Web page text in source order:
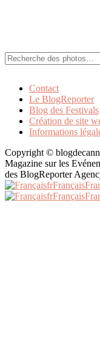
Rechercher:
Contact
Le BlogReporter
Blog des Festivals
Création de site
Informations
Copyright ©
Magazine sur les
des BlogReporter
frFrançais
frFrançais